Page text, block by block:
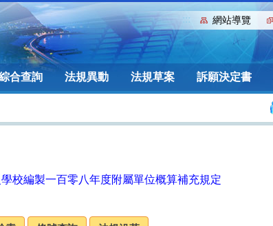
::: 網站導覽
合查詢 法規異動 法規草案 訴願決定書
校編製一百零八年度附屬單位概算補充規定